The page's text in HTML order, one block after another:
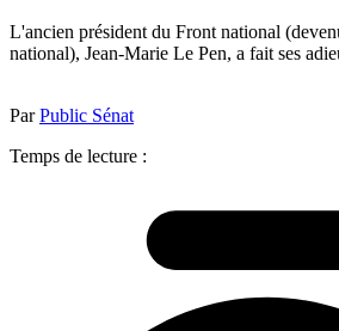
L'ancien président du Front national
national), Jean-Marie Le Pen, a fait ses
ParPublic Sénat
Temps de lecture :